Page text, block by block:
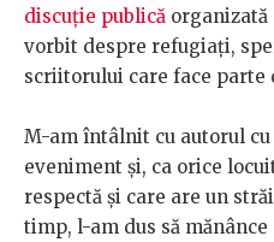
discuție publică organizată
vorbit despre refugiați,
scriitorului care face
M-am întâlnit cu autorul
eveniment și, ca orice
respectă și care are un
timp, l-am dus să